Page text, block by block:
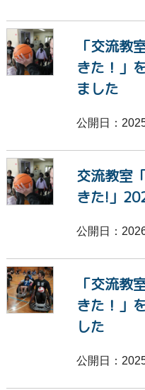
NHKハート展
チャリティー 視覚
お知らせ 寄付
作品 認知症
がん 摂食障害
境界性パーソナリティ
「交流教
きた！」
ました
公開日：
交流教室
きた!」
公開日：
「交流教
きた！」
した
公開日：